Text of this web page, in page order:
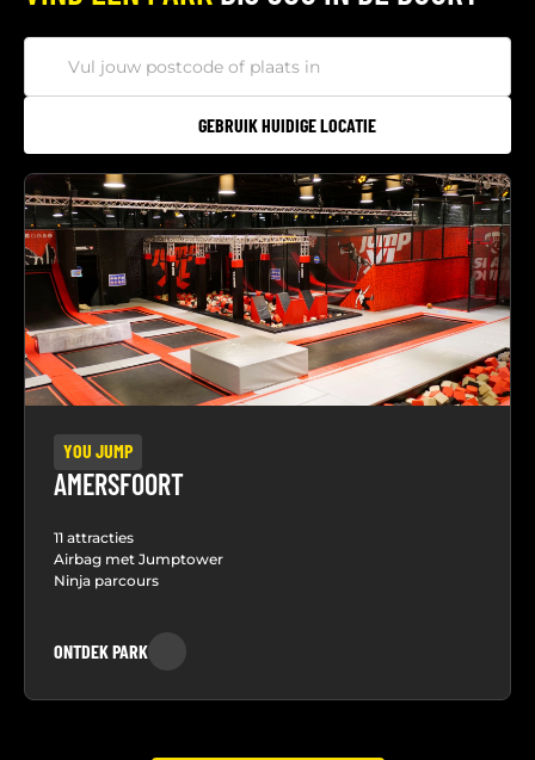
GEBRUIK HUIDIGE LOCATIE
YOU JUMP
AMERSFOORT
11 attracties
Airbag met Jumptower
Ninja parcours
ONTDEK PARK